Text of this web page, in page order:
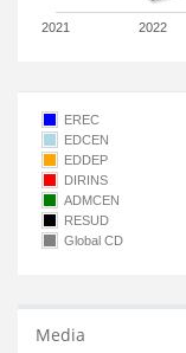
2021 2022
EREC
EDCEN
EDDEP
DIRINS
ADMCEN
RESUD
Global CD
Media